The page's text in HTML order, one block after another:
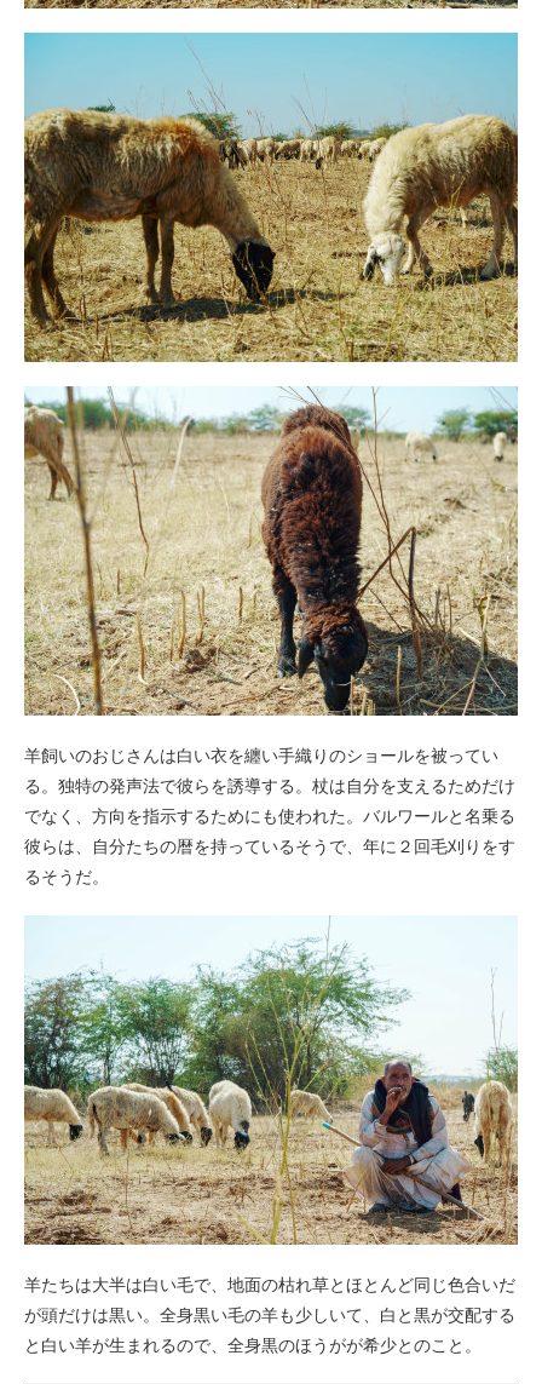
羊飼いのおじさんは白い衣を纏い手織りのショールを被ってい
る。独特の発声法で彼らを誘導する。杖は自分を支えるためだけ
でなく、方向を指示するためにも使われた。バルワールと名乗る
彼らは、自分たちの暦を持っているそうで、年に２回毛刈りをす
るそうだ。
羊たちは大半は白い毛で、地面の枯れ草とほとんど同じ色合いだ
が頭だけは黒い。全身黒い毛の羊も少しいて、白と黒が交配する
と白い羊が生まれるので、全身黒のほうがが希少とのこと。